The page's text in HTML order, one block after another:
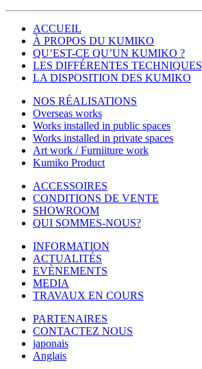
ACCUEIL
À PROPOS DU KUMIKO
QU’EST-CE QU’UN KUMIKO ?
LES DIFFÉRENTES TECHNIQUES
LA DISPOSITION DES KUMIKO
NOS RÉALISATIONS
Overseas works
Works installed in public spaces
Works installed in private spaces
Art work / Furniiture work
Kumiko Product
ACCESSOIRES
CONDITIONS DE VENTE
SHOWROOM
QUI SOMMES-NOUS?
INFORMATION
ACTUALITÉS
EVÈNEMENTS
MEDIA
TRAVAUX EN COURS
PARTENAIRES
CONTACTEZ NOUS
japonais
Anglais